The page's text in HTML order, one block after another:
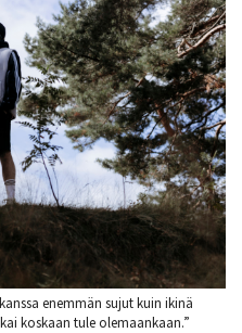
enemmän sujut kuin ikinä
koskaan tule olemaankaan.”